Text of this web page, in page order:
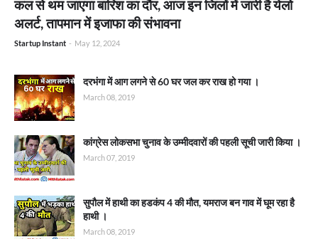
कल से थम जाएगा बारिश का दौर, आज इन जिलों में जारी है येलो
अलर्ट, तापमान में इजाफा की संभावना
Startup Instant - May 12, 2024
दरभंगा में आग लगने से 60 घर जल कर राख हो गया ।
March 08, 2019
कांग्रेस लोकसभा चुनाव के उम्मीदवारों की पहली सूची जारी किया ।
March 07, 2019
सुपौल में हाथी का हडकंप 4 की मौत, यमराज बन गाव में घूम रहा है
हाथी ।
March 08, 2019